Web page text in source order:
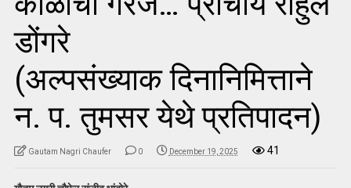
डोंगरे
(अल्पसंख्याक दिनानिमित्ताने
न. प. तुमसर येथे प्रतिपादन)
Gautam Nagri Chaufer 0 December 19, 2025 41